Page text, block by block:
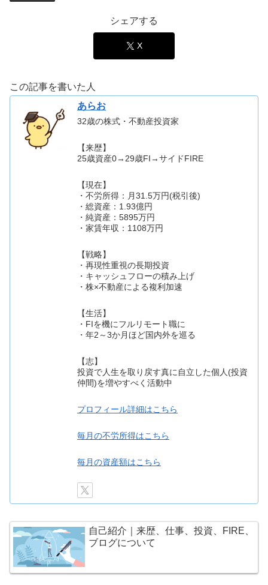
シェアする
X
この記事を書いた人
あらお
32歳の株式・不動産投資家
【来歴】
25歳資産0→29歳FI→サイドFIRE
【現在】
・不労所得：月31.5万円(税引後)
・総資産：1.93億円
・純資産：5895万円
・家賃年収：1108万円
【戦略】
・再現性重視の長期投資
・キャッシュフローの積み上げ
・株×不動産による複利加速
【生活】
・FIを機にフルリモート職に
・年2～3か月ほど国内外を巡る
【志】
投資で人生を取り戻す真に自立した個人(投資
仲間)を増やすべく活動中
プロフィール詳細はこちら
毎月の不労所得はこちら
毎月の資産額はこちら
自己紹介｜来歴、仕事、投資、FIRE、
ブログについて